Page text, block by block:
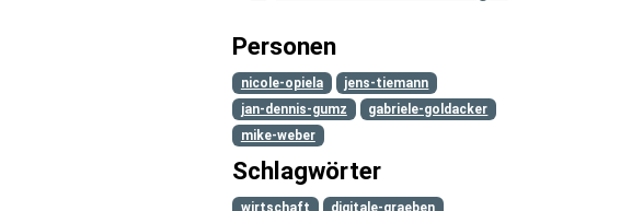
Personen
nicole-opiela
jens-tiemann
jan-dennis-gumz
gabriele-goldacker
mike-weber
Schlagwörter
wirtschaft
digitale-graeben